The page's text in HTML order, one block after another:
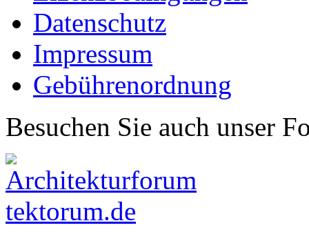
Datenschutz
Impressum
Gebührenordnung
Besuchen Sie auch unser